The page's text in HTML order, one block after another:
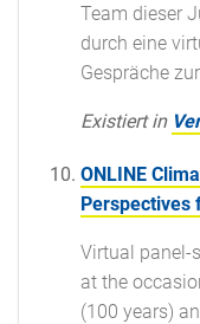
Team dieser
durch eine
Gespräche
Existiert in
ONLINE
Perspectives
Virtual panel-
at the
(100 years)